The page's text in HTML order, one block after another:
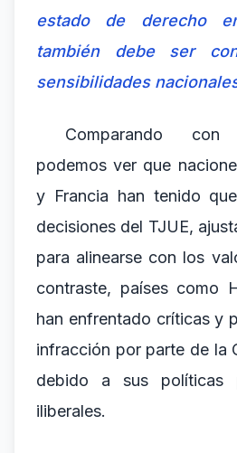
estado de derecho
también debe ser
sensibilidades
Comparando
podemos ver que
y Francia han tenido
decisiones del TJUE,
para alinearse con los
contraste, países como
han enfrentado críticas y
infracción por parte de la
debido a sus políticas
iliberales.